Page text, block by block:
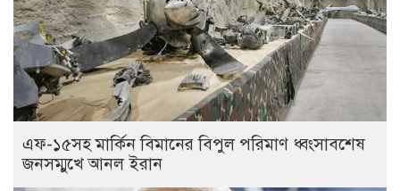
এফ-১৫সহ মার্কিন বিমানের বিপুল পরিমাণ ধ্বংসাবশেষ
জনসম্মুখে আনল ইরান